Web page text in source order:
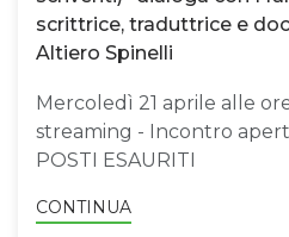
scrittrice, traduttrice e
Altiero Spinelli
Mercoledì 21 aprile alle
streaming - Incontro
POSTI ESAURITI
CONTINUA